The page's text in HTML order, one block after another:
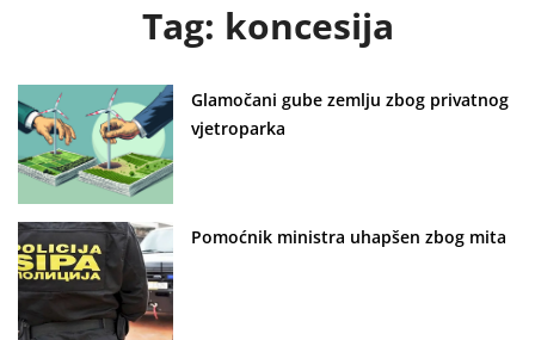
Tag: koncesija
Glamočani gube zemlju zbog privatnog
vjetroparka
Pomoćnik ministra uhapšen zbog mita